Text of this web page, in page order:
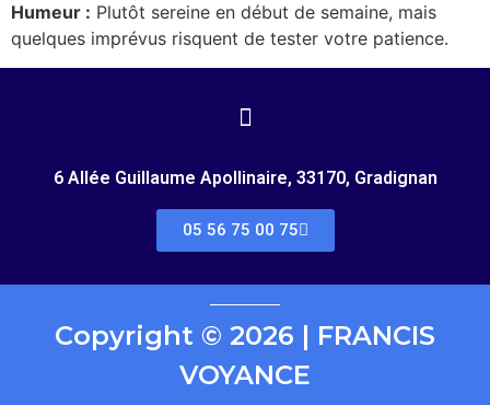
Humeur : Plutôt sereine en début de semaine, mais
quelques imprévus risquent de tester votre patience.
6 Allée Guillaume Apollinaire, 33170, Gradignan
05 56 75 00 75
Copyright © 2026 | FRANCIS
VOYANCE